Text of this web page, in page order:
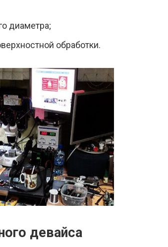
диаметра;
обработки.
девайса